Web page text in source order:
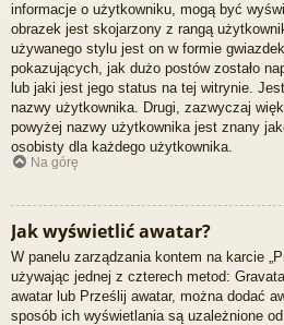
informacje o użytkowniku, mogą być
obrazek jest skojarzony z rangą
używanego stylu jest on w formie
pokazujących, jak dużo postów zostało
lub jaki jest jego status na tej witrynie.
nazwy użytkownika. Drugi, zazwyczaj
powyżej nazwy użytkownika jest znany
osobisty dla każdego użytkownika.
Na górę
Jak wyświetlić awatar?
W panelu zarządzania kontem na karcie
używając jednej z czterech metod:
awatar lub Prześlij awatar, można dodać
sposób ich wyświetlania są uzależnione